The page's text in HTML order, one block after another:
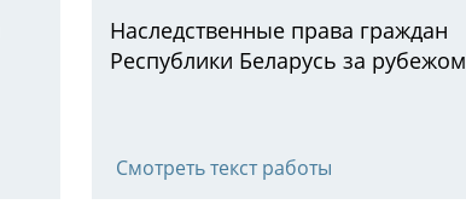
Наследственные права граждан
Республики Беларусь за рубежом
Смотреть текст работы